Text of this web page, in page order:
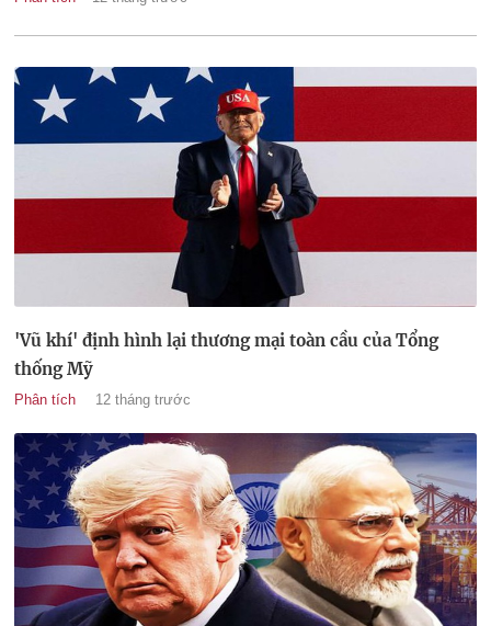
'Vũ khí' định hình lại thương mại toàn cầu của Tổng
thống Mỹ
Phân tích 12 tháng trước